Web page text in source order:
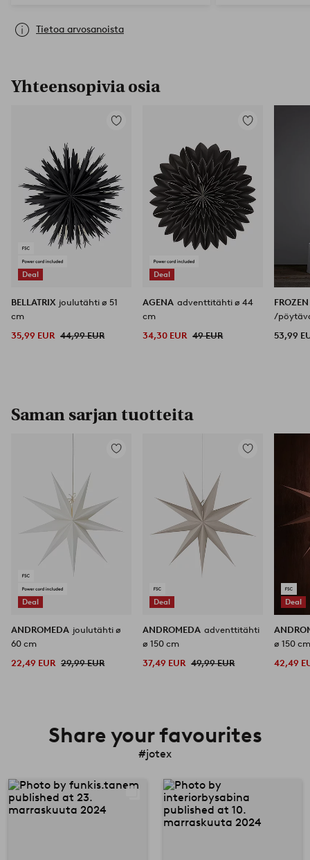
Tietoa arvosanoista
Yhteensopivia osia
Deal
Lisää
BELLATRIX joulutähti ø 51
cm
35,99 EUR 44,99 EUR
Deal
Lisää
AGENA adventtitähti ø 44
cm
34,30 EUR 49 EUR
/
53,99
Saman sarjan tuotteita
Deal
Lisää
ANDROMEDA joulutähti ø
60 cm
22,49 EUR 29,99 EUR
Deal
Lisää
ANDROMEDA adventtitähti
ø 150 cm
37,49 EUR 49,99 EUR
Deal
ø 150
42,49
Share your favourites
#jotex